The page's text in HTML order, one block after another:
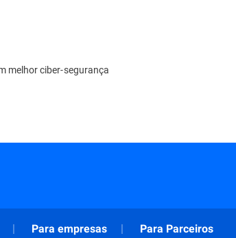
melhor ciber-segurança
Para empresas Para Parceiros